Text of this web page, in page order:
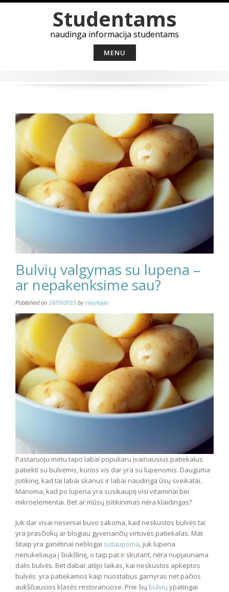
Studentams
naudinga informacija studentams
MENU
Bulvių valgymas su lupena –
ar nepakenksime sau?
Published on 16/05/2015 by rasytojas
Pastaruoju metu tapo labai populiaru įvairiausius patiekalus
patiekti su bulvėmis, kurios vis dar yra su lupenomis. Dauguma
įsitikinę, kad tai labai skanus ir labai naudinga ūsų sveikatai.
Manoma, kad po lupena yra susikaupę visi vitaminai bei
mikroelementai. Bet ar mūsų įsitikinimas nėra klaidingas?
Juk dar visai neseniai buvo sakoma, kad neskustos bulvės tai
yra prasčiokų ar blogiau gyvenančių virtuvės patiekalas. Mat
šitaip yra ganėtinai neblogai sutaupoma, juk lupena
nenukeliauja į šiukšlinę, o taip pat ir skutant, nėra nupjaunama
dalis bulvės. Bet dabar atėjo laikas, kai neskustos apkeptos
bulvės yra patiekamos kaip nuostabus garnyras net pačios
aukščiausios klasės restoranuose. Prie šių bulvių ypatingai